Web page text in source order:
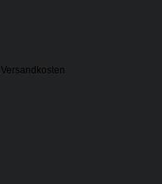
Versandkosten